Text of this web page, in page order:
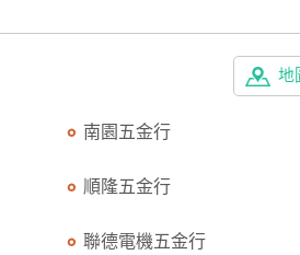
地
南園五金行
順隆五金行
聯德電機五金行